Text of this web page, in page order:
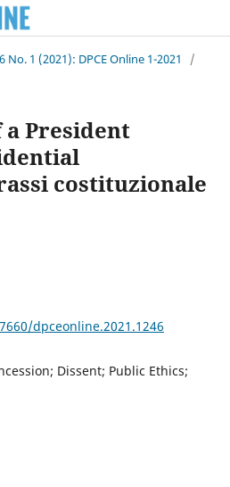
No. 1 (2021): DPCE Online 1-2021
/
a President
costituzionale
dpceonline.2021.1246
Dissent; Public Ethics;